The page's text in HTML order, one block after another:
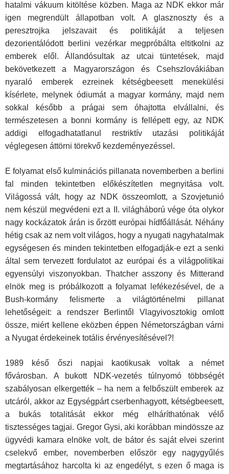
hatalmi vákuum kitöltése közben. Maga az NDK ekkor már
igen megrendült állapotban volt. A glasznoszty és a
peresztrojka jelszavait és politikáját a teljesen
dezorientálódott berlini vezérkar megpróbálta eltitkolni az
emberek elől. Állandósultak az utcai tüntetések, majd
bekövetkezett a Magyarországon és Csehszlovákiában
nyaraló emberek ezreinek kétségbeesett menekülési
kísérlete, melynek ódiumát a magyar kormány, majd nem
sokkal később a prágai sem óhajtotta elvállalni, és
természetesen a bonni kormány is fellépett egy, az NDK
addigi elfogadhatatlanul restriktív utazási politikáját
véglegesen áttörni törekvő kezdeményezéssel.
E folyamat első kulminációs pillanata novemberben a berlini
fal minden tekintetben előkészítetlen megnyitása volt.
Világossá vált, hogy az NDK összeomlott, a Szovjetunió
nem készül megvédeni ezt a II. világháború vége óta olykor
nagy kockázatok árán is őrzött európai hídfőállását. Néhány
hétig csak az nem volt világos, hogy a nyugati nagyhatalmak
egységesen és minden tekintetben elfogadják-e ezt a senki
által sem tervezett fordulatot az európai és a világpolitikai
egyensúlyi viszonyokban. Thatcher asszony és Mitterand
elnök meg is próbálkozott a folyamat lefékezésével, de a
Bush-kormány felismerte a világtörténelmi pillanat
lehetőségeit: a rendszer Berlintől Vlagyivosztokig omlott
össze, miért kellene eközben éppen Németországban várni
a Nyugat érdekeinek totális érvényesítésével?!
1989 késő őszi napjai kaotikusak voltak a német
fővárosban. A bukott NDK-vezetés túlnyomó többségét
szabályosan elkergették – ha nem a felbőszült emberek az
utcáról, akkor az Egységpárt cserbenhagyott, kétségbeesett,
a bukás totalitását ekkor még elháríthatónak vélő
tisztességes tagjai. Gregor Gysi, aki korábban mindössze az
ügyvédi kamara elnöke volt, de bátor és saját elvei szerint
cselekvő ember, novemberben először egy nagygyűlés
megtartásához harcolta ki az engedélyt, s ezen ő maga is